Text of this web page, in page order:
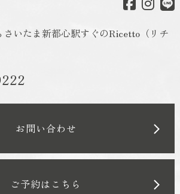
いたま新都心駅すぐのRicetto（リチ
お問い合わせ
ご予約はこちら